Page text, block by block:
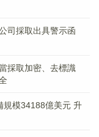
司採取出具警示函
採取加密、去標識
規模34188億美元 升